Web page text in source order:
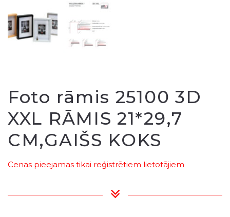
Foto rāmis 25100 3D
XXL RĀMIS 21*29,7
CM,GAIŠS KOKS
Cenas pieejamas tikai reģistrētiem lietotājiem